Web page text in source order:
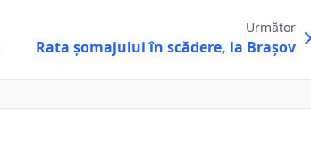
Următor
Rata şomajului în scădere, la Braşov